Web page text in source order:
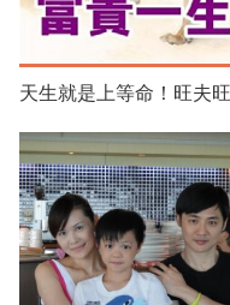
天生就是上等命！旺夫